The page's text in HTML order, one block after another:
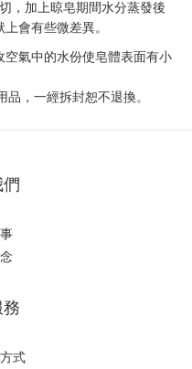
，加上晾皂期間水分蒸發後
會有些微差異。
氣中的水份使皂體表面有小
品，一經拆封恕不退換。
式